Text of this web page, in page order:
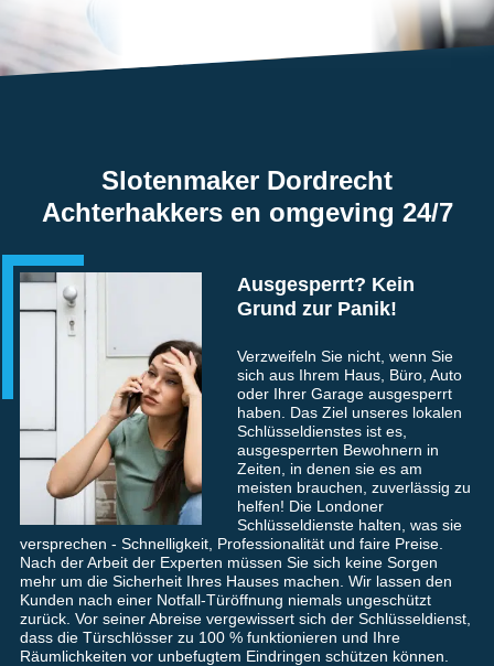
Slotenmaker Dordrecht
Achterhakkers en omgeving 24/7
Ausgesperrt? Kein
Grund zur Panik!
Verzweifeln Sie nicht, wenn Sie
sich aus Ihrem Haus, Büro, Auto
oder Ihrer Garage ausgesperrt
haben. Das Ziel unseres lokalen
Schlüsseldienstes ist es,
ausgesperrten Bewohnern in
Zeiten, in denen sie es am
meisten brauchen, zuverlässig zu
helfen! Die Londoner
Schlüsseldienste halten, was sie
versprechen - Schnelligkeit, Professionalität und faire Preise.
Nach der Arbeit der Experten müssen Sie sich keine Sorgen
mehr um die Sicherheit Ihres Hauses machen. Wir lassen den
Kunden nach einer Notfall-Türöffnung niemals ungeschützt
zurück. Vor seiner Abreise vergewissert sich der Schlüsseldienst,
dass die Türschlösser zu 100 % funktionieren und Ihre
Räumlichkeiten vor unbefugtem Eindringen schützen können.